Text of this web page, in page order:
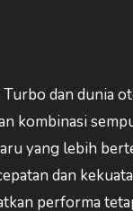
dan dunia
kombinasi
yang lebih
dan
performa